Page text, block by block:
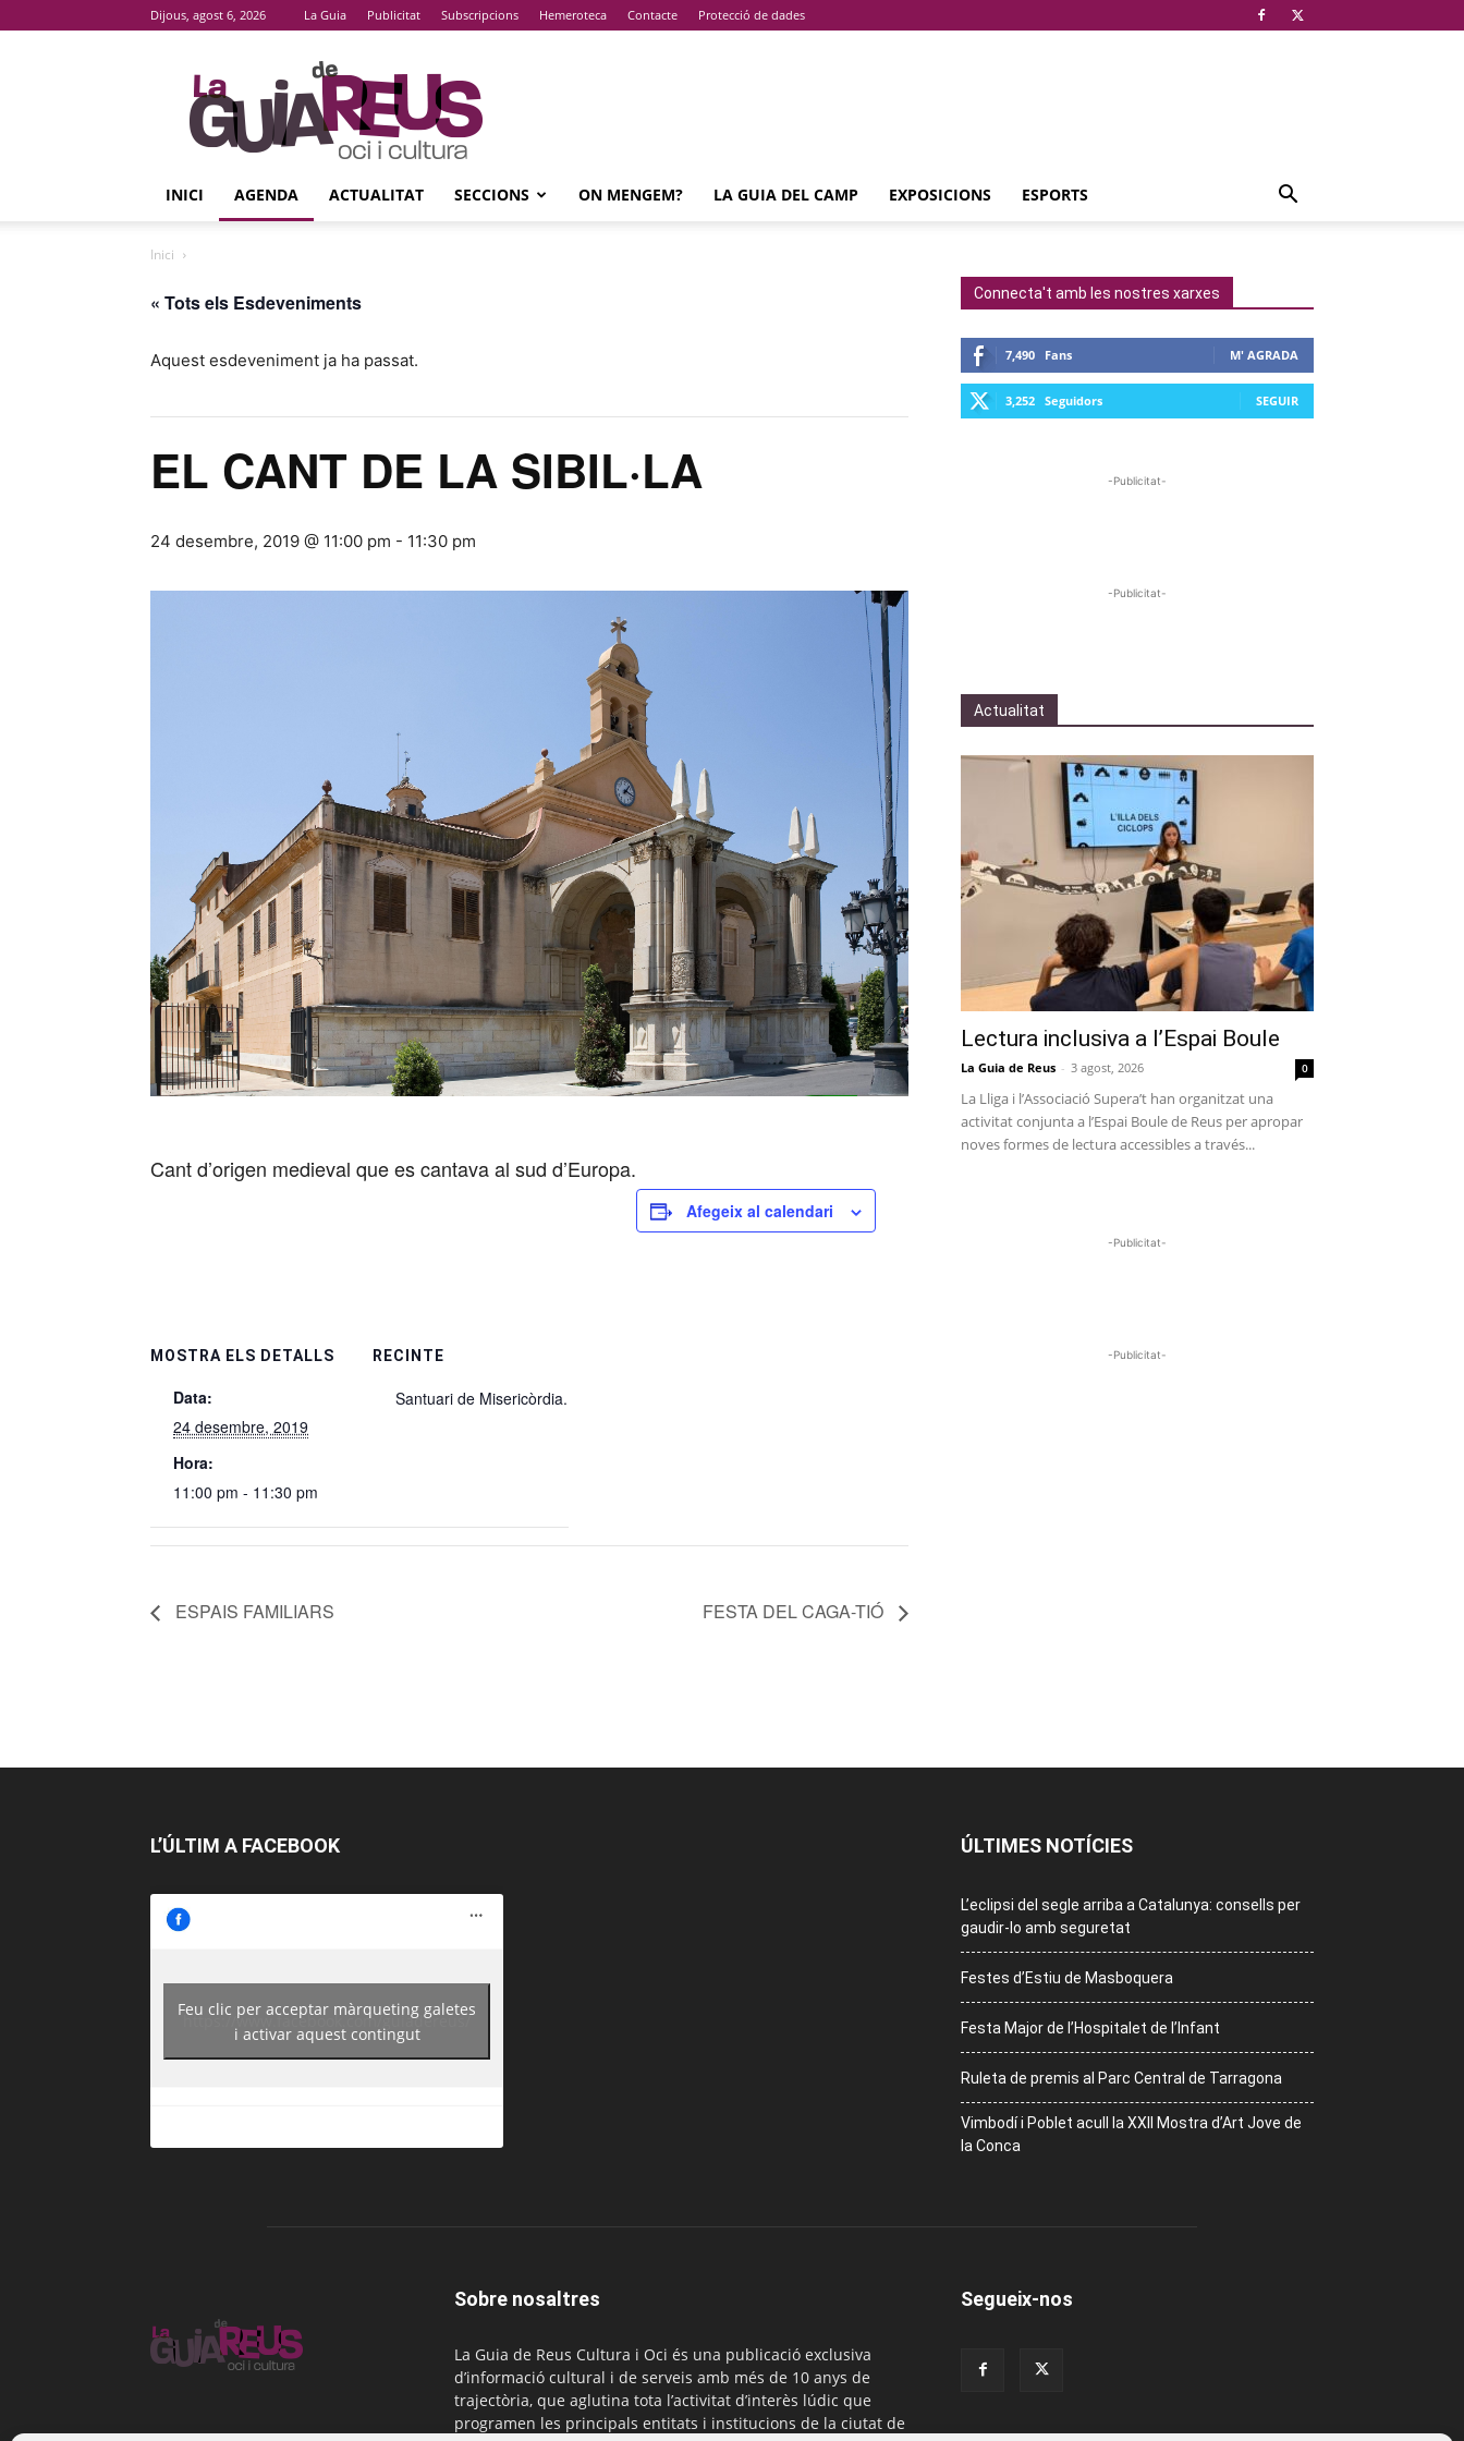
Dijous, agost 6, 2026 La Guia Publicitat Subscripcions Hemeroteca Contacte Protecció de dades
La
Guia
De
Reus
INICI AGENDA ACTUALITAT SECCIONS ON MENGEM? LA GUIA DEL CAMP EXPOSICIONS ESPORTS
Inici
« Tots els Esdeveniments
Aquest esdeveniment ja ha passat.
EL CANT DE LA SIBIL·LA
24 desembre, 2019 @ 11:00 pm - 11:30 pm
Cant d’origen medieval que es cantava al sud d’Europa.
Afegeix al calendari
MOSTRA ELS DETALLS
Data:
24 desembre, 2019
Hora:
11:00 pm - 11:30 pm
RECINTE
Santuari de Misericòrdia.
ESPAIS FAMILIARS FESTA DEL CAGA-TIÓ
Connecta't amb les nostres xarxes
7,490 Fans M' AGRADA
3,252 Seguidors SEGUIR
-Publicitat-
-Publicitat-
Actualitat
Lectura inclusiva a l’Espai Boule
La Guia de Reus - 3 agost, 2026 0
La Lliga i l’Associació Supera’t han organitzat una
activitat conjunta a l’Espai Boule de Reus per apropar
noves formes de lectura accessibles a través...
-Publicitat-
-Publicitat-
L’ÚLTIM A FACEBOOK
https://www.facebook.com/guiadereus/
Feu clic per acceptar màrqueting galetes
i activar aquest contingut
ÚLTIMES NOTÍCIES
L’eclipsi del segle arriba a Catalunya: consells per
gaudir-lo amb seguretat
Festes d’Estiu de Masboquera
Festa Major de l’Hospitalet de l’Infant
Ruleta de premis al Parc Central de Tarragona
Vimbodí i Poblet acull la XXII Mostra d’Art Jove de
la Conca
Sobre nosaltres
La Guia de Reus Cultura i Oci és una publicació exclusiva
d’informació cultural i de serveis amb més de 10 anys de
trajectòria, que aglutina tota l’activitat d’interès lúdic que
programen les principals entitats i institucions de la ciutat de
Segueix-nos